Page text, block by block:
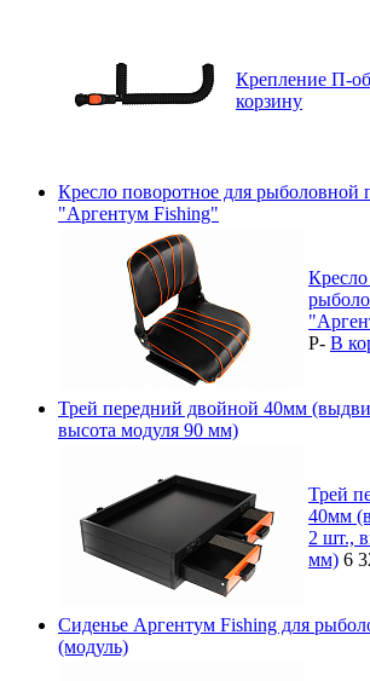
Крепление П-
корзину
Кресло поворотное для рыболовной
"Аргентум Fishing"
P- В
Трей передний двойной 40мм
высота модуля 90 мм)
Трей
40мм
2 шт.,
мм) 6
Сиденье Аргентум Fishing для
(модуль)